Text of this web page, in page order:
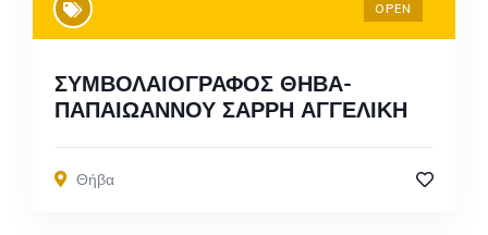
OPEN
ΣΥΜΒΟΛΑΙΟΓΡΑΦΟΣ ΘΗΒΑ-
ΠΑΠΑΙΩΑΝΝΟΥ ΣΑΡΡΗ ΑΓΓΕΛΙΚΗ
Θήβα